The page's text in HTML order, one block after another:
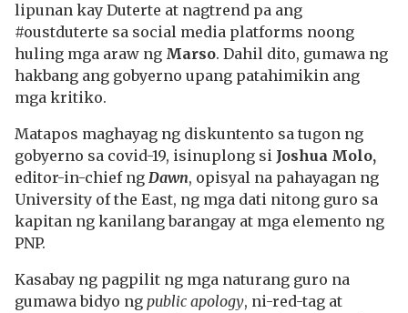
lipunan kay Duterte at nagtrend pa ang
#oustduterte sa social media platforms noong
huling mga araw ng Marso. Dahil dito, gumawa ng
hakbang ang gobyerno upang patahimikin ang
mga kritiko.
Matapos maghayag ng diskuntento sa tugon ng
gobyerno sa covid-19, isinuplong si Joshua Molo,
editor-in-chief ng Dawn, opisyal na pahayagan ng
University of the East, ng mga dati nitong guro sa
kapitan ng kanilang barangay at mga elemento ng
PNP.
Kasabay ng pagpilit ng mga naturang guro na
gumawa bidyo ng public apology, ni-red-tag at